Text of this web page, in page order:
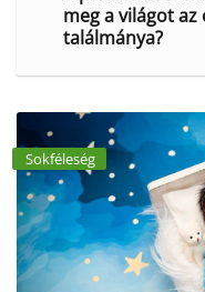
meg a világot
találmánya?
Sokféleség